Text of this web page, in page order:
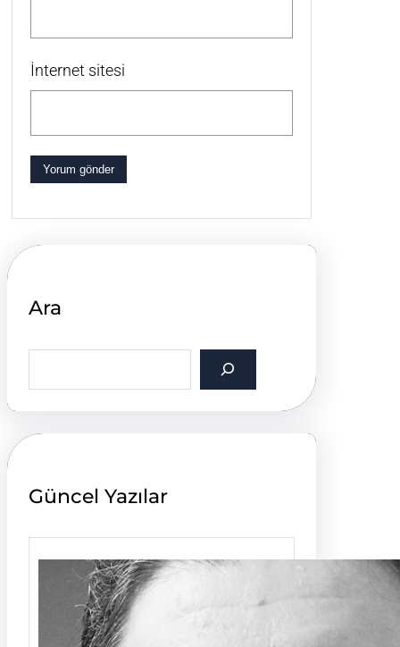
İnternet sitesi
Ara
a
h
Güncel Yazılar